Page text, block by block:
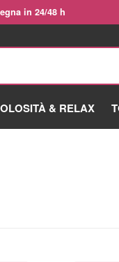
in 24/48 h
& RELAX